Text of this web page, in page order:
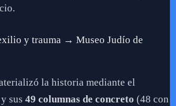
y trauma → Museo Judío de
la historia mediante el
y sus 49 columnas de concreto (48 con